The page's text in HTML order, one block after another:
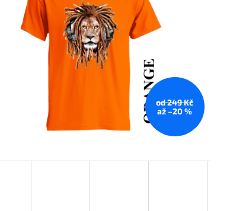
od 249 Kč
až –20 %